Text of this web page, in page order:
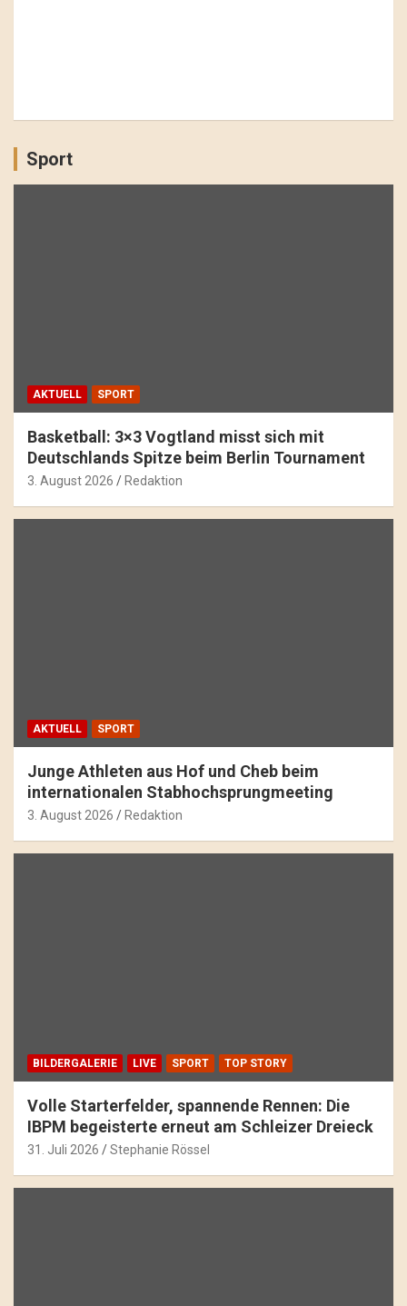
Sport
AKTUELL SPORT
Basketball: 3×3 Vogtland misst sich mit
Deutschlands Spitze beim Berlin Tournament
3. August 2026 Redaktion
AKTUELL SPORT
Junge Athleten aus Hof und Cheb beim
internationalen Stabhochsprungmeeting
3. August 2026 Redaktion
BILDERGALERIE LIVE SPORT TOP STORY
Volle Starterfelder, spannende Rennen: Die
IBPM begeisterte erneut am Schleizer Dreieck
31. Juli 2026 Stephanie Rössel